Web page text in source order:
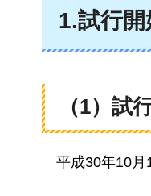
1.試行
（1）試
平成30年10月